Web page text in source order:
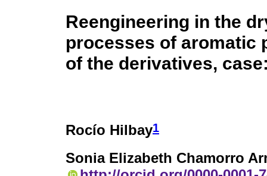
Reengineering in the
processes of aromatic
of the derivatives,
Rocío Hilbay1
Sonia Elizabeth Chamorro